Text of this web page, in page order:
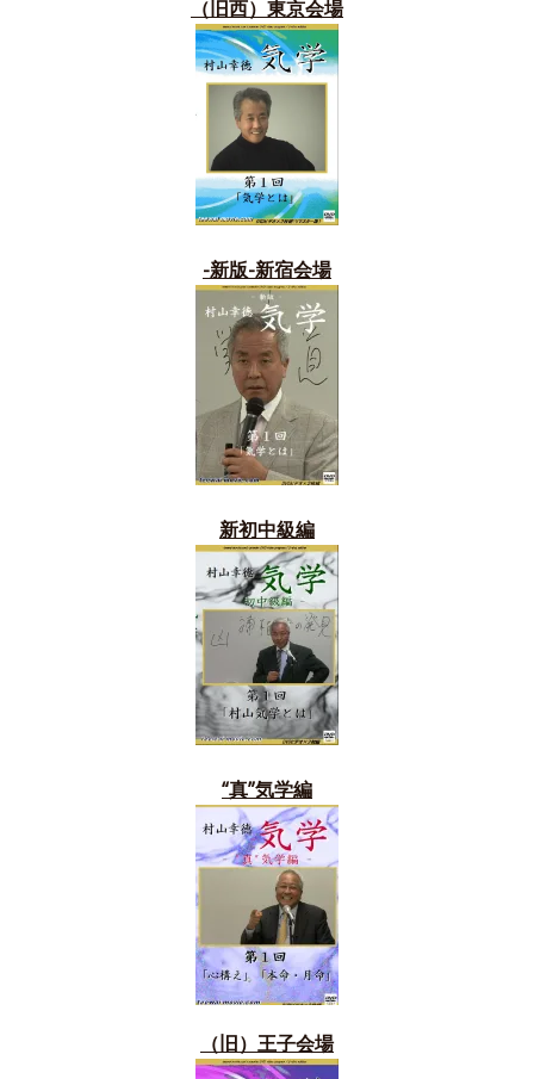
（旧西）東京会場
-新版-新宿会場
新初中級編
“真”気学編
（旧） 王子会場